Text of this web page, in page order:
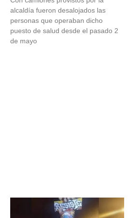
alcaldía fueron desalojados las
personas que operaban dicho
puesto de salud desde el pasado 2
de mayo